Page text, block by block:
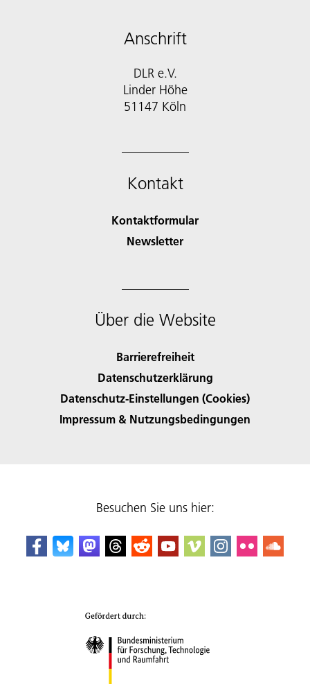
Anschrift
DLR e.V.
Linder Höhe
51147 Köln
Kontakt
Kontaktformular
Newsletter
Über die Website
Barrierefreiheit
Datenschutzerklärung
Datenschutz-Einstellungen (Cookies)
Impressum & Nutzungsbedingungen
Besuchen Sie uns hier: